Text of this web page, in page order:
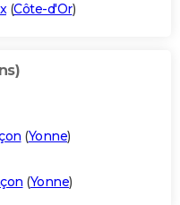
(Côte-d'Or)
(Yonne)
(Yonne)